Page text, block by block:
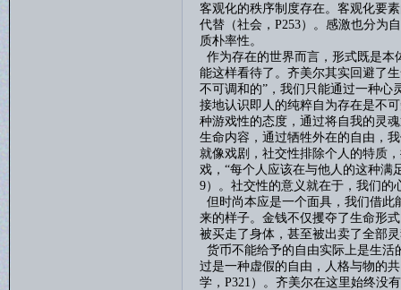
客观化的秩序制度存在。客观化要
代替（社会， P253）。感激也分为
质朴率性。
作为存在的世界而言，形式既是本
能这样看待了。齐美尔其实回避了
不可调和的”，我们只能通过一种心
接地认识即人的纯粹自为存在是不
种游戏性的态度，通过将自我的灵
生命内容 ， 通过牺牲外在的自由，
就像戏剧 ， 社交性排除个人的特质
戏， “每个人应该在与他人的这种满
9）。社交性的意义就在于，我们的
但时尚本应是一个面具，我们借
来的样子。金钱不仅攫夺了生命形
被买走了身体，甚至被出卖了全部
货币不能给予的自由实际上是生活
过是一种虚假的自由，人格与物的
学， P321 ）。齐美尔在这里始终没